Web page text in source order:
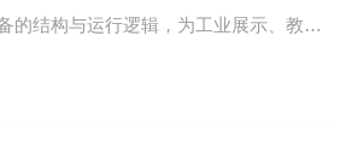
露天煤矿模型
的结构与运行逻辑，为工业展示、教学